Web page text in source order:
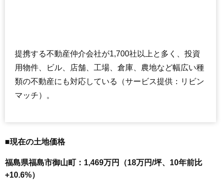
提携する不動産仲介会社が1,700社以上と多く、投資
用物件、ビル、店舗、工場、倉庫、農地など幅広い種
類の不動産にも対応している（サービス提供：リビン
マッチ）。
■現在の土地価格
福島県福島市御山町：1,469万円（18万円/坪、10年前比
+10.6%）